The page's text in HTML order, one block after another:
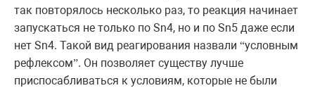
так повторялось несколько раз, то реакция начинает
запускаться не только по Sn4, но и по Sn5 даже если
нет Sn4. Такой вид реагирования назвали “условным
рефлексом”. Он позволяет существу лучше
приспосабливаться к условиям, которые не были